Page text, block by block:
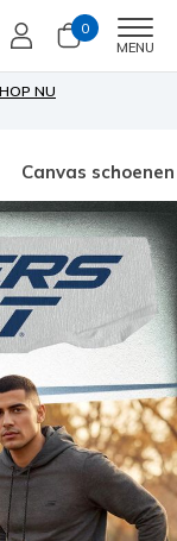
0
MENU
NU
Canvas schoenen